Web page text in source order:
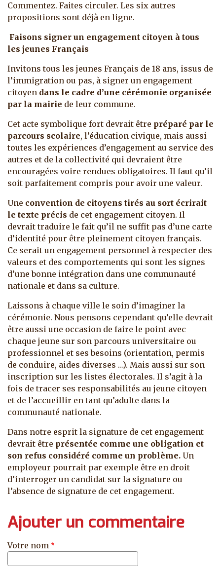
Commentez. Faites circuler. Les six autres
propositions sont déjà en ligne.
Faisons signer un engagement citoyen à tous
les jeunes Français
Invitons tous les jeunes Français de 18 ans, issus de
l’immigration ou pas, à signer un engagement
citoyen dans le cadre d’une cérémonie organisée
par la mairie de leur commune.
Cet acte symbolique fort devrait être préparé par le
parcours scolaire, l’éducation civique, mais aussi
toutes les expériences d’engagement au service des
autres et de la collectivité qui devraient être
encouragées voire rendues obligatoires. Il faut qu’il
soit parfaitement compris pour avoir une valeur.
Une convention de citoyens tirés au sort écrirait
le texte précis de cet engagement citoyen. Il
devrait traduire le fait qu’il ne suffit pas d’une carte
d’identité pour être pleinement citoyen français.
Ce serait un engagement personnel à respecter des
valeurs et des comportements qui sont les signes
d’une bonne intégration dans une communauté
nationale et dans sa culture.
Laissons à chaque ville le soin d’imaginer la
cérémonie. Nous pensons cependant qu’elle devrait
être aussi une occasion de faire le point avec
chaque jeune sur son parcours universitaire ou
professionnel et ses besoins (orientation, permis
de conduire, aides diverses …). Mais aussi sur son
inscription sur les listes électorales. Il s’agit à la
fois de tracer ses responsabilités au jeune citoyen
et de l’accueillir en tant qu’adulte dans la
communauté nationale.
Dans notre esprit la signature de cet engagement
devrait être présentée comme une obligation et
son refus considéré comme un problème. Un
employeur pourrait par exemple être en droit
d’interroger un candidat sur la signature ou
l’absence de signature de cet engagement.
Ajouter un commentaire
Votre nom